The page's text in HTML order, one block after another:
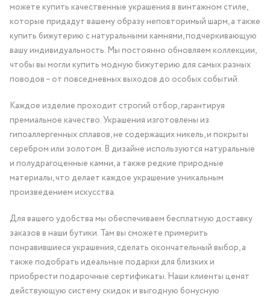
можете купить качественные украшения в винтажном стиле,
которые придадут вашему образу неповторимый шарм, а также
купить бижутерию с натуральными камнями, подчеркивающую
вашу индивидуальность. Мы постоянно обновляем коллекции,
чтобы вы могли купить модную бижутерию для самых разных
поводов – от повседневных выходов до особых событий.
Каждое изделие проходит строгий отбор, гарантируя
премиальное качество. Украшения изготовлены из
гипоаллергенных сплавов, не содержащих никель, и покрыты
серебром или золотом. В дизайне используются натуральные
и полудрагоценные камни, а также редкие природные
материалы, что делает каждое украшение уникальным
произведением искусства.
Для вашего удобства мы обеспечиваем бесплатную доставку
заказов в наши бутики. Там вы сможете примерить
понравившиеся украшения, сделать окончательный выбор, а
также подобрать идеальные подарки для близких и
приобрести подарочные сертификаты. Наши клиенты ценят
действующую систему скидок и выгодную бонусную